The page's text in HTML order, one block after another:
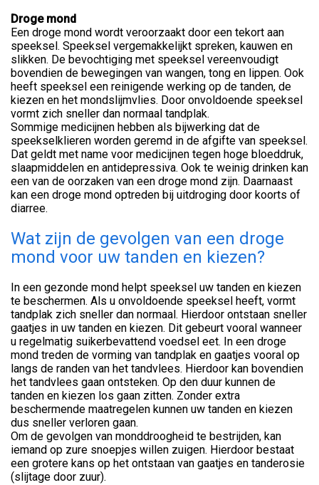
Droge mond
Een droge mond wordt veroorzaakt door een tekort aan
speeksel. Speeksel vergemakkelijkt spreken, kauwen en
slikken. De bevochtiging met speeksel vereenvoudigt
bovendien de bewegingen van wangen, tong en lippen. Ook
heeft speeksel een reinigende werking op de tanden, de
kiezen en het mondslijmvlies. Door onvoldoende speeksel
vormt zich sneller dan normaal tandplak.
Sommige medicijnen hebben als bijwerking dat de
speekselklieren worden geremd in de afgifte van speeksel.
Dat geldt met name voor medicijnen tegen hoge bloeddruk,
slaapmiddelen en antidepressiva. Ook te weinig drinken kan
een van de oorzaken van een droge mond zijn. Daarnaast
kan een droge mond optreden bij uitdroging door koorts of
diarree.
Wat zijn de gevolgen van een droge
mond voor uw tanden en kiezen?
In een gezonde mond helpt speeksel uw tanden en kiezen
te beschermen. Als u onvoldoende speeksel heeft, vormt
tandplak zich sneller dan normaal. Hierdoor ontstaan sneller
gaatjes in uw tanden en kiezen. Dit gebeurt vooral wanneer
u regelmatig suikerbevattend voedsel eet. In een droge
mond treden de vorming van tandplak en gaatjes vooral op
langs de randen van het tandvlees. Hierdoor kan bovendien
het tandvlees gaan ontsteken. Op den duur kunnen de
tanden en kiezen los gaan zitten. Zonder extra
beschermende maatregelen kunnen uw tanden en kiezen
dus sneller verloren gaan.
Om de gevolgen van monddroogheid te bestrijden, kan
iemand op zure snoepjes willen zuigen. Hierdoor bestaat
een grotere kans op het ontstaan van gaatjes en tanderosie
(slijtage door zuur).